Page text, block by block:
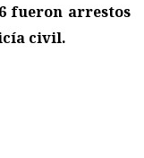
fueron arrestos
civil.